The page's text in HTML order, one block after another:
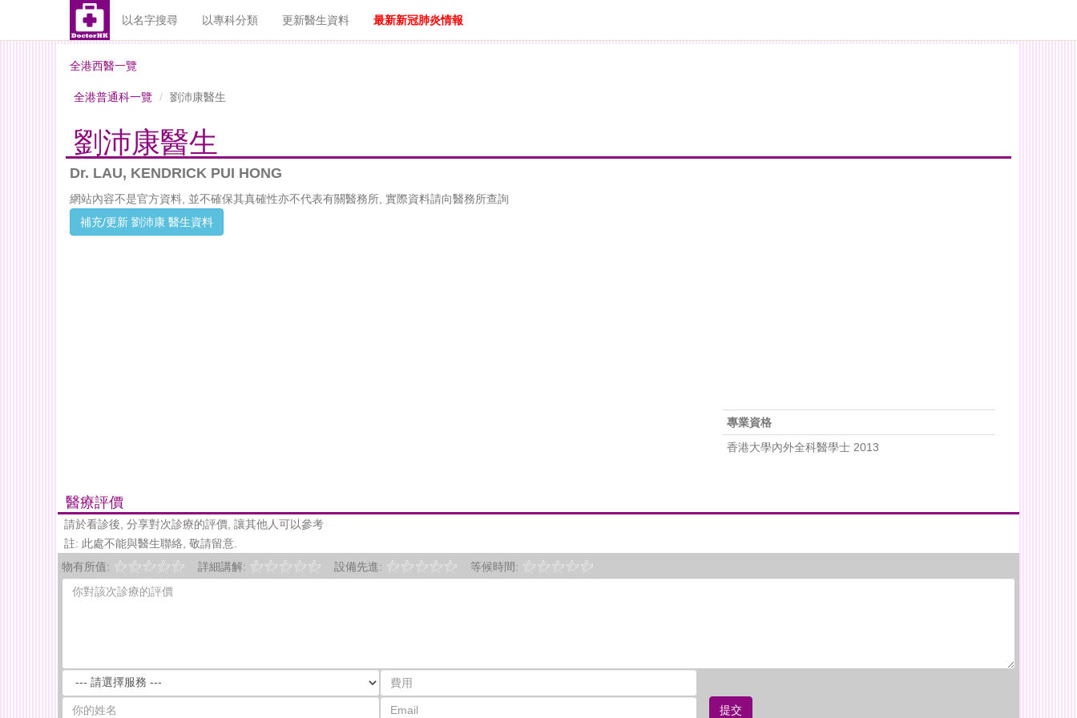
以名字搜尋 以專科分類 更新醫生資料 最新新冠肺炎情報
全港西醫一覽
全港普通科一覽 劉沛康醫生
劉沛康醫生
Dr. LAU, KENDRICK PUI HONG
網站內容不是官方資料, 並不確保其真確性亦不代表有關醫務所, 實際資料請向醫務所查詢
補充/更新 劉沛康 醫生資料
專業資格
香港大學內外全科醫學士 2013
醫療評價
請於看診後, 分享對次診療的評價, 讓其他人可以參考
註: 此處不能與醫生聯絡, 敬請留意.
物有所值:
詳細講解: 設備先進: 等候時間:
提交